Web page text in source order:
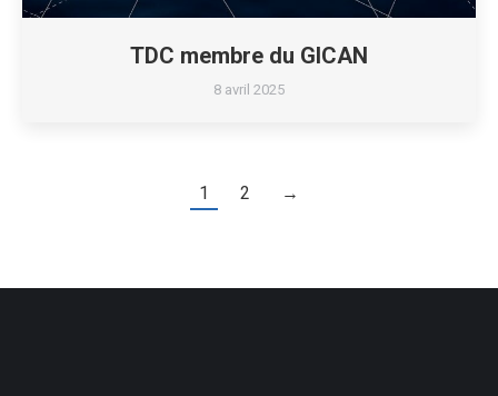
TDC membre du GICAN
8 avril 2025
1 2 →